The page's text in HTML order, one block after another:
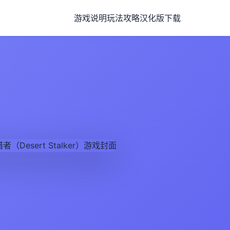
游戏说明玩法攻略汉化版下载